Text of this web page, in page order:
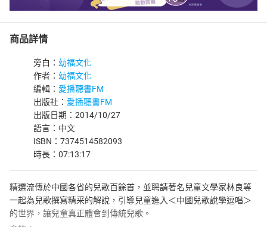
商品詳情
旁白： 幼福文化
作者： 幼福文化
編輯： 愛播聽書FM
出版社： 愛播聽書FM
出版日期：2014/10/27
語言：中文
ISBN：7374514582093
時長：07:13:17
精選流傳於中國各省的兒歌百餘首，並聘請著名兒童文學家林良等
一起為兒歌撰寫精采的解說，引導兒童進入＜中國兒歌說學逗唱＞
的世界，讓兒童真正體會到傳統兒歌。